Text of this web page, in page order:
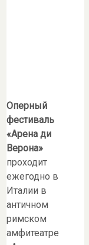
Оперный
фестиваль
«Арена ди
Верона»
проходит
ежегодно в
Италии в
античном
римском
амфитеатре